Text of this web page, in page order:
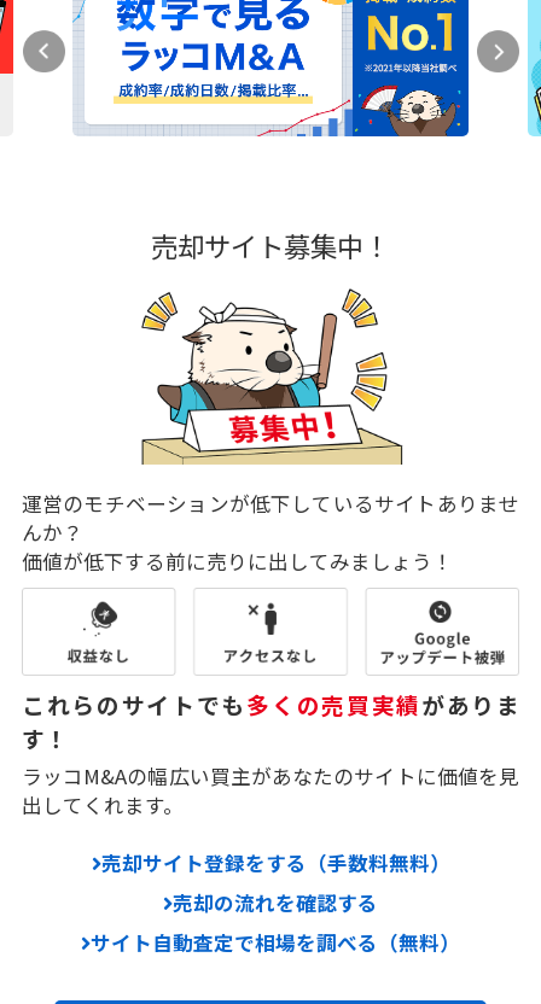
売却サイト募集中！
運営のモチベーションが低下しているサイトありませ
んか？
価値が低下する前に売りに出してみましょう！
これらのサイトでも多くの売買実績がありま
す！
ラッコM&Aの幅広い買主があなたのサイトに価値を見
出してくれます。
売却サイト登録をする（手数料無料）
売却の流れを確認する
サイト自動査定で相場を調べる（無料）